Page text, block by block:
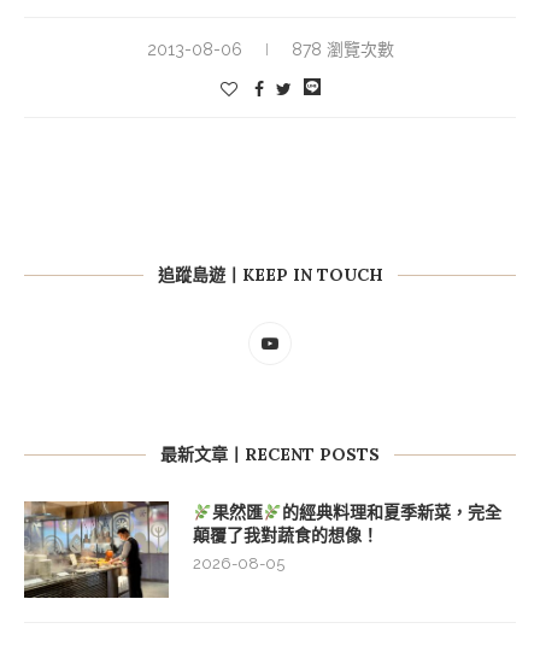
2013-08-06 878 瀏覽次數
追蹤島遊丨KEEP IN TOUCH
最新文章丨RECENT POSTS
果然匯
的經典料理和夏季新菜，完全
顛覆了我對蔬食的想像！
2026-08-05